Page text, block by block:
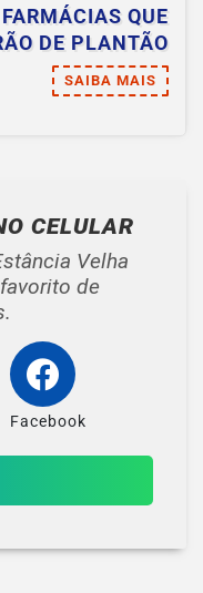
QUE
DE PLANTÃO
SAIBA MAIS
CELULAR
Velha
de
Facebook